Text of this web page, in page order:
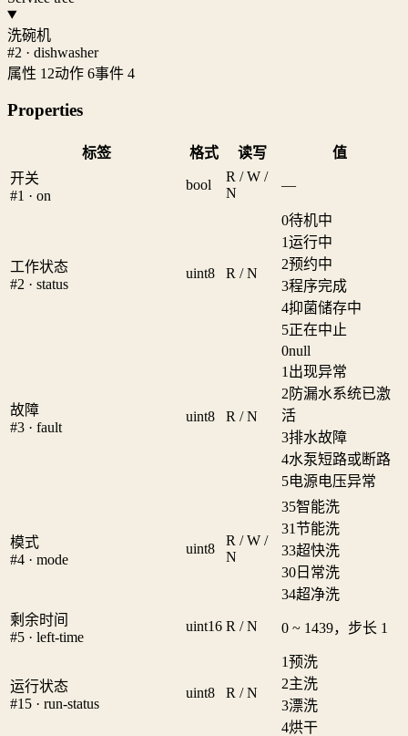
洗碗机
#2 · dishwasher
属性 12动作 6事件 4
Properties
标签 格式 读写
值
开关
#1 · on
bool
R / W /
N
—
工作状态
#2 · status
uint8 R / N
0待机中
1运行中
2预约中
3程序完成
4抑菌储存中
5正在中止
故障
#3 · fault
uint8 R / N
0null
1 出现异常
2 防漏水系统已激
活
3排水故障
4水泵短路或断路
5电源电压异常
模式
#4 · mode
uint8
R / W /
N
35智能洗
31节能洗
33超快洗
30 日常洗
34超净洗
剩余时间
#5 · left-time
uint16 R / N 0 ~ 1439，步长 1
运行状态
#15 · run-status
uint8 R / N
1预洗
2主洗
3漂洗
4烘干